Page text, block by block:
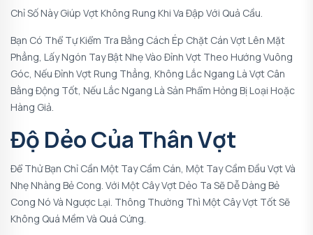
Chỉ Số Này Giúp Vợt Không Rung Khi Va Đập Với Quả Cầu.
Bạn Có Thể Tự Kiểm Tra Bằng Cách Ép Chặt Cán Vợt Lên Mặt
Phẳng, Lấy Ngón Tay Bật Nhẹ Vào Đỉnh Vợt Theo Hướng Vuông
Góc, Nếu Đỉnh Vợt Rung Thẳng, Không Lắc Ngang Là Vợt Cân
Bằng Động Tốt, Nếu Lắc Ngang Là Sản Phẩm Hỏng Bị Loại Hoặc
Hàng Giả.
Độ Dẻo Của Thân Vợt
Để Thử Bạn Chỉ Cần Một Tay Cầm Cán, Một Tay Cầm Đầu Vợt Và
Nhẹ Nhàng Bẻ Cong. Với Một Cây Vợt Dẻo Ta Sẽ Dễ Dàng Bẻ
Cong Nó Và Ngược Lại. Thông Thường Thì Một Cây Vợt Tốt Sẽ
Không Quá Mềm Và Quá Cứng.